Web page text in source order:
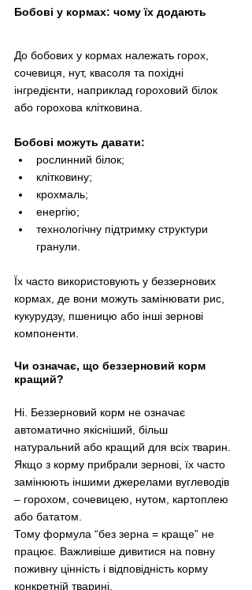
Бобові у кормах: чому їх додають
До бобових у кормах належать горох,
сочевиця, нут, квасоля та похідні
інгредієнти, наприклад гороховий білок
або горохова клітковина.
Бобові можуть давати:
рослинний білок;
клітковину;
крохмаль;
енергію;
технологічну підтримку структури
гранули.
Їх часто використовують у беззернових
кормах, де вони можуть замінювати рис,
кукурудзу, пшеницю або інші зернові
компоненти.
Чи означає, що беззерновий корм
кращий?
Ні. Беззерновий корм не означає
автоматично якісніший, більш
натуральний або кращий для всіх тварин.
Якщо з корму прибрали зернові, їх часто
замінюють іншими джерелами вуглеводів
– горохом, сочевицею, нутом, картоплею
або бататом.
Тому формула “без зерна = краще” не
працює. Важливіше дивитися на повну
поживну цінність і відповідність корму
конкретній тварині.